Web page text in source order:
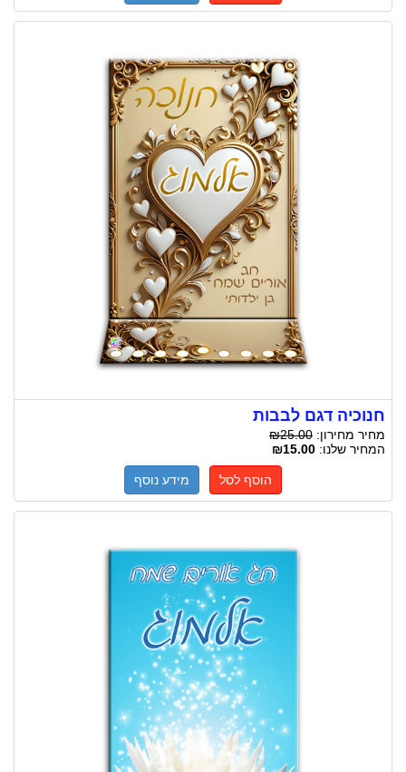
חנוכיה דגם לבבות
מחיר מחירון: ₪25.00
המחיר שלנו: ₪15.00
הוסף לסל מידע נוסף